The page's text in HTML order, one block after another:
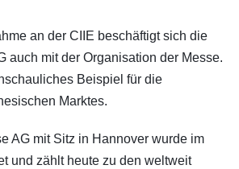
an der CIIE beschäftigt sich die
auch mit der Organisation der Messe.
Beispiel für die
Marktes.
AG mit Sitz in Hannover wurde im
und zählt heute zu den weltweit